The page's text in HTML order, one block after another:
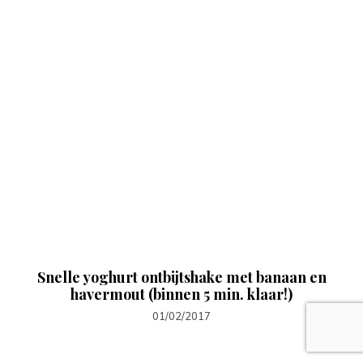
Snelle yoghurt ontbijtshake met banaan en
havermout (binnen 5 min. klaar!)
01/02/2017